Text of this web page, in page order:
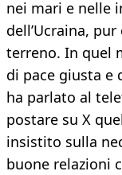
nei mari e nelle
dell’Ucraina,
terreno. In quel
di pace giusta e
ha parlato al
postare su X
insistito sulla
buone relazioni